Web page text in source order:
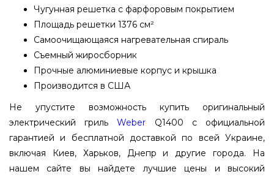
Чугунная решетка с фарфоровым покрытием
Площадь решетки 1376 см²
Самоочищающаяся нагревательная спираль
Съемный жиросборник
Прочные алюминиевые корпус и крышка
Производится в США
Не упустите возможность купить оригинальный
электрический грильWeber Q1400 с официальной
гарантией и бесплатной доставкой по всей Украине,
включая Киев, Харьков, Днепр и другие города. На
нашем сайте вы найдете лучшие цены и высокий